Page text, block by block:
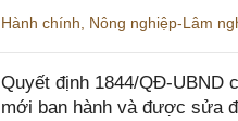
Hành chính Nông nghiệp-Lâm
Quyết định 1844/QĐ-UBND
mới ban hành và được sửa